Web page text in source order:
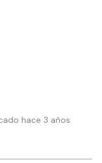
hace 3 años